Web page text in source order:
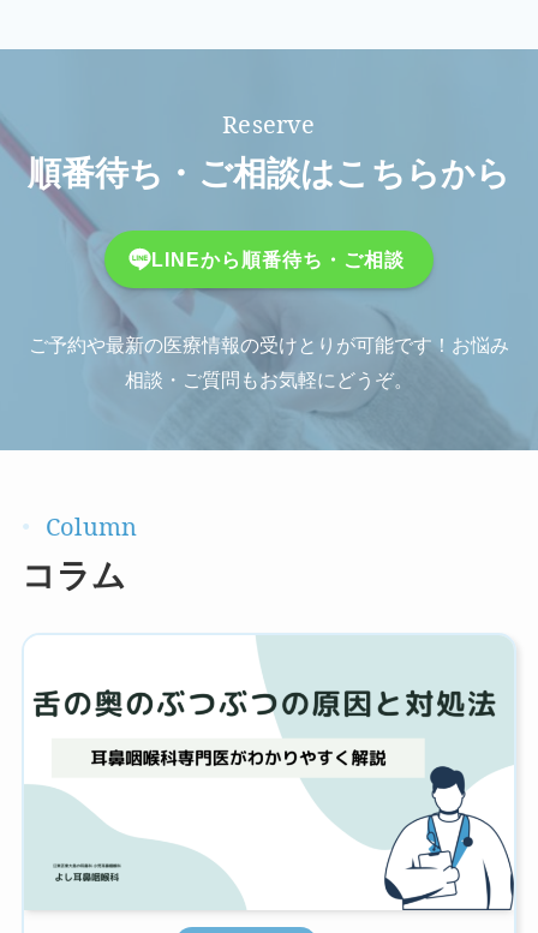
順番待ち・ご相談はこちらから
LINEから順番待ち・ご相談
ご予約や最新の医療情報の受けとりが可能です！お悩み
相談・ご質問もお気軽にどうぞ。
コラム